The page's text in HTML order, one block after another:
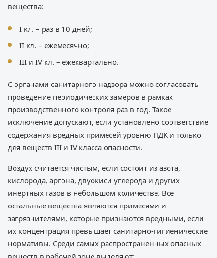
вещества:
I кл. – раз в 10 дней;
II кл. – ежемесячно;
III и IV кл. – ежеквартально.
С органами санитарного надзора можно согласовать
проведение периодических замеров в рамках
производственного контроля раз в год. Такое
исключение допускают, если установлено соответствие
содержания вредных примесей уровню ПДК и только
для веществ III и IV класса опасности.
Воздух считается чистым, если состоит из азота,
кислорода, аргона, двуокиси углерода и других
инертных газов в небольшом количестве. Все
остальные вещества являются примесями и
загрязнителями, которые признаются вредными, если
их концентрация превышает санитарно-гигиенические
нормативы. Среди самых распространенных опасных